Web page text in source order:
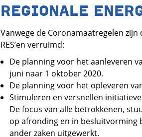
REGIONALE
Vanwege de Coronamaatregelen
RES’en verruimd:
De planning voor het aanleveren
juni naar 1 oktober 2020.
De planning voor het opleveren
Stimuleren en versnellen
De focus van alle betrokkenen,
op afronding en in besluitvorming
ander zaken uitgewerkt.